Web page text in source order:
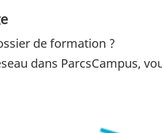
de formation ?
dans ParcsCampus,